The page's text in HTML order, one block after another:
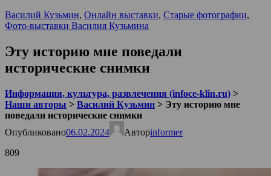
Василий Кузьмин, Онлайн выставки, Старые фотографии,
Фото-выставки Василия Кузьмина
Эту историю мне поведали
исторические снимки
Информация, культура, развлечения (infoce-klin.ru) >
Наши авторы > Василий Кузьмин > Эту историю мне
поведали исторические снимки
Опубликовано06.02.2024 Авторinformer
809